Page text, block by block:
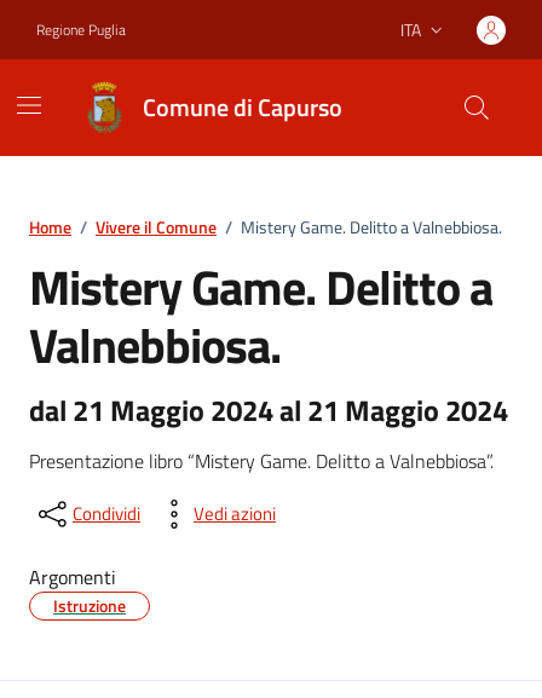
Regione Puglia Lingua attiva:
ITA
Comune di Capurso
Home / Vivere il Comune / Mistery Game. Delitto a Valnebbiosa.
Mistery Game. Delitto a
Valnebbiosa.
dal 21 Maggio 2024 al 21 Maggio 2024
Presentazione libro “Mistery Game. Delitto a Valnebbiosa”.
Condividi Vedi azioni
Argomenti
Istruzione